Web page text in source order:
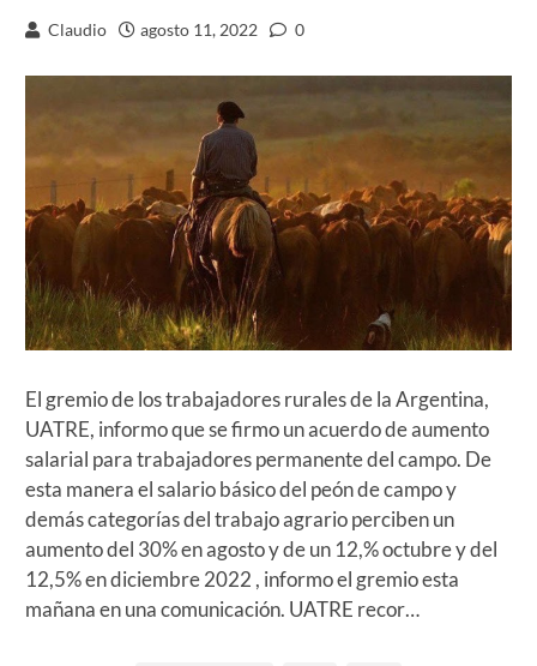
Claudio agosto 11, 2022 0
El gremio de los trabajadores rurales de la Argentina,
UATRE, informo que se firmo un acuerdo de aumento
salarial para trabajadores permanente del campo. De
esta manera el salario básico del peón de campo y
demás categorías del trabajo agrario perciben un
aumento del 30% en agosto y de un 12,% octubre y del
12,5% en diciembre 2022 , informo el gremio esta
mañana en una comunicación. UATRE recor…